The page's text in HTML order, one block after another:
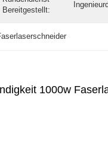
Bereitgestellt:
1000w